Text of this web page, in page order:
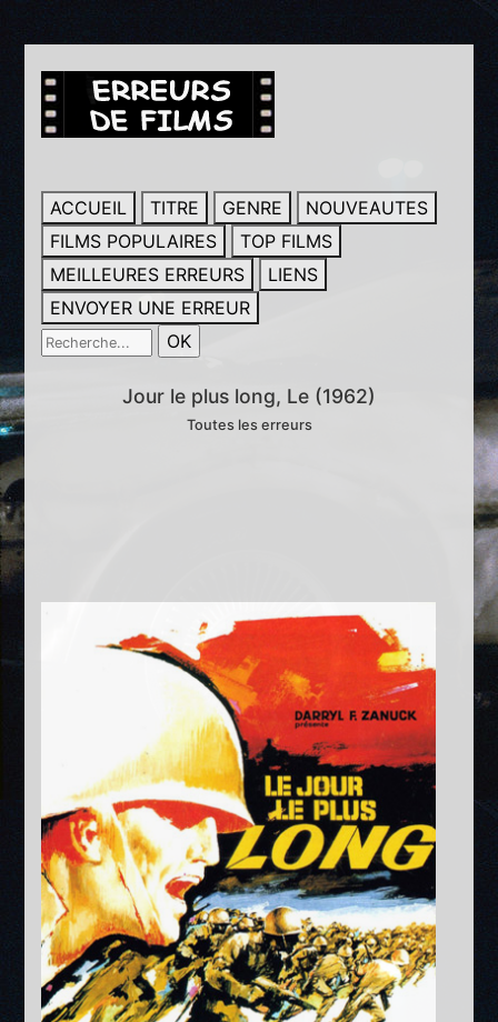
ACCUEIL TITRE GENRE
NOUVEAUTES
FILMS POPULAIRES
TOP FILMS
MEILLEURES ERREURS
LIENS
ENVOYER UNE ERREUR
Jour le plus long, Le (1962)
Toutes les erreurs